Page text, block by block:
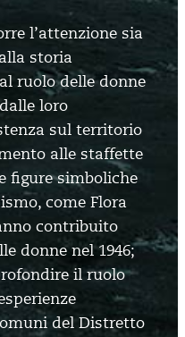
l’attenzione sia
storia
ruolo delle donne
loro
sul territorio
alle staffette
figure simboliche
come Flora
contribuito
donne nel 1946;
il ruolo
del Distretto